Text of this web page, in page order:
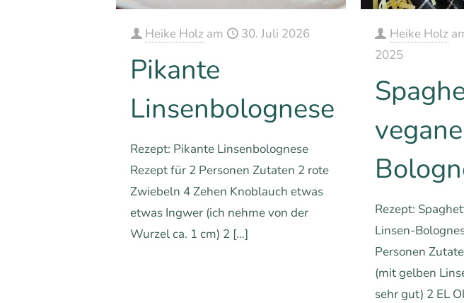
Heike Holz am 30. Juli 2026
Pikante
Linsenbolognese
Rezept: Pikante Linsenbolognese
Rezept für 2 Personen Zutaten 2 rote
Zwiebeln 4 Zehen Knoblauch etwas
etwas Ingwer (ich nehme von der
Wurzel ca. 1 cm) 2 […]
Heike Holz
2025
Rezept:
Linsen-
Personen
(mit gelben
sehr gut) 2 EL